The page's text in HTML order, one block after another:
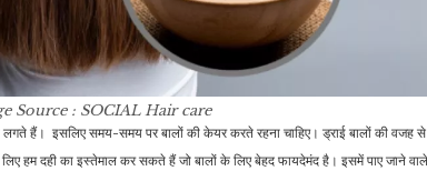
Source : SOCIALHair care
हैं। इसलिए समय-समय पर बालों की केयर करते रहना चाहिए। ड्राई बालों की वजह
हम दही का इस्तेमाल कर सकते हैं जो बालों के लिए बेहद फायदेमंद है। इसमें पाए जाने